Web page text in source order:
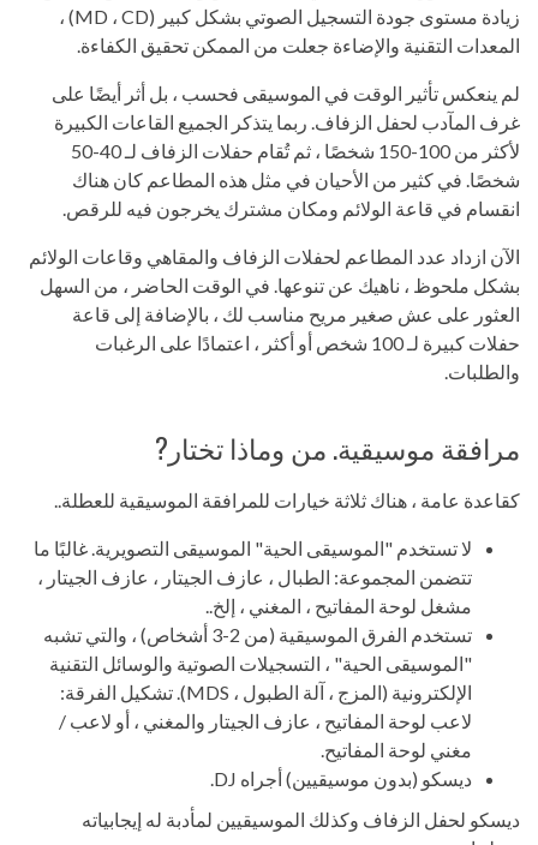
زيادة مستوى جودة التسجيل الصوتي بشكل كبير (MD ، CD) ،
المعدات التقنية والإضاءة جعلت من الممكن تحقيق الكفاءة.
لم ينعكس تأثير الوقت في الموسيقى فحسب ، بل أثر أيضًا على
غرف المآدب لحفل الزفاف. ربما يتذكر الجميع القاعات الكبيرة
لأكثر من 100-150 شخصًا ، ثم تُقام حفلات الزفاف لـ 40-50
شخصًا. في كثير من الأحيان في مثل هذه المطاعم كان هناك
انقسام في قاعة الولائم ومكان مشترك يخرجون فيه للرقص.
الآن ازداد عدد المطاعم لحفلات الزفاف والمقاهي وقاعات الولائم
بشكل ملحوظ ، ناهيك عن تنوعها. في الوقت الحاضر ، من السهل
العثور على عش صغير مريح مناسب لك ، بالإضافة إلى قاعة
حفلات كبيرة لـ 100 شخص أو أكثر ، اعتمادًا على الرغبات
والطلبات.
مرافقة موسيقية. من وماذا تختار?
كقاعدة عامة ، هناك ثلاثة خيارات للمرافقة الموسيقية للعطلة..
لا تستخدم "الموسيقى الحية" الموسيقى التصويرية. غالبًا ما
تتضمن المجموعة: الطبال ، عازف الجيتار ، عازف الجيتار ،
مشغل لوحة المفاتيح ، المغني ، إلخ..
تستخدم الفرق الموسيقية (من 2-3 أشخاص) ، والتي تشبه
"الموسيقى الحية" ، التسجيلات الصوتية والوسائل التقنية
الإلكترونية (المزج ، آلة الطبول ، MDS). تشكيل الفرقة:
لاعب لوحة المفاتيح ، عازف الجيتار والمغني ، أو لاعب /
مغني لوحة المفاتيح.
ديسكو (بدون موسيقيين) أجراه DJ.
ديسكو لحفل الزفاف وكذلك الموسيقيين لمأدبة له إيجابياته